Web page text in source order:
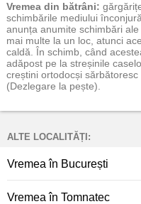
Vremea din bătrâni:
schimbările mediului
anunța anumite schimbări
mai multe la un loc, atunci
caldă. În schimb, când
adăpost pe la streșinile
creștini ortodocși
(Dezlegare la pește).
ALTE LOCALITĂȚI:
Vremea în București
Vremea în Tomnatec